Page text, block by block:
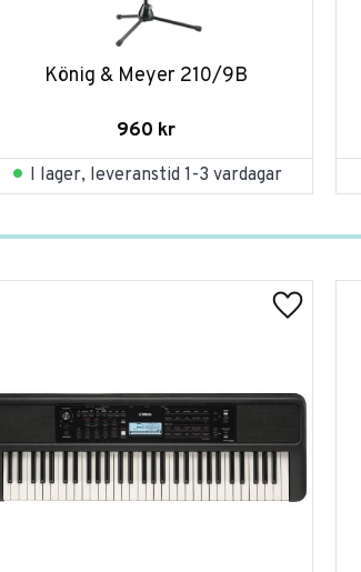
König & Meyer 210/9B
960 kr
I lager, leveranstid 1-3 vardagar